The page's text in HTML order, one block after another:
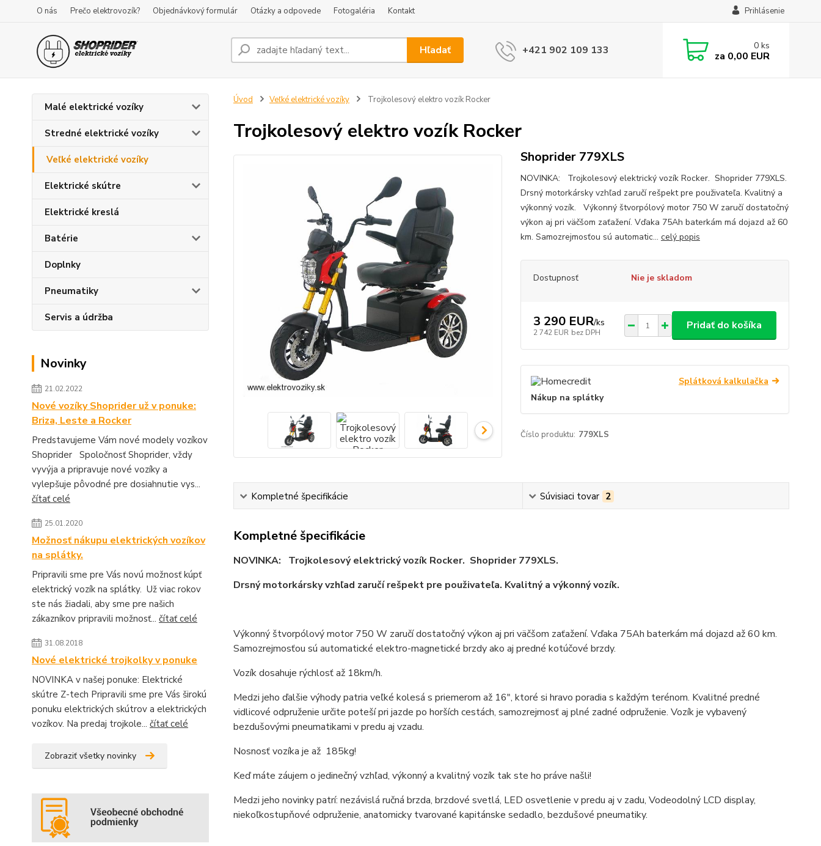
O nás Prečo elektrovozík? Objednávkový formulár Otázky a odpovede Fotogaléria Kontakt Prihlásenie
Hľadať +421 902 109 133 0 ks
za 0,00 EUR
Malé elektrické vozíky
Stredné elektrické vozíky
Veľké elektrické vozíky
Elektrické skútre
Elektrické kreslá
Batérie
Doplnky
Pneumatiky
Servis a údržba
Novinky
21.02.2022
Nové vozíky Shoprider už v ponuke:
Briza, Leste a Rocker
Predstavujeme Vám nové modely vozíkov
Shoprider Spoločnosť Shoprider, vždy
vyvýja a pripravuje nové vozíky a
vylepšuje pôvodné pre dosiahnutie vys...
čítať celé
25.01.2020
Možnosť nákupu elektrických vozíkov
na splátky.
Pripravili sme pre Vás novú možnosť kúpť
elektrický vozík na splátky. Už viac rokov
ste nás žiadali, aby sme pre našich
zákazníkov pripravili možnosť... čítať celé
31.08.2018
Nové elektrické trojkolky v ponuke
NOVINKA v našej ponuke: Elektrické
skútre Z-tech Pripravili sme pre Vás širokú
ponuku elektrických skútrov a elektrických
vozíkov. Na predaj trojkole... čítať celé
Zobraziť všetky novinky
Úvod Veľké elektrické vozíky Trojkolesový elektro vozík Rocker
Trojkolesový elektro vozík Rocker
Shoprider 779XLS
NOVINKA: Trojkolesový elektrický vozík Rocker. Shoprider 779XLS.
Drsný motorkársky vzhľad zaručí rešpekt pre použivateľa. Kvalitný a
výkonný vozík. Výkonný štvorpólový motor 750 W zaručí dostatočný
výkon aj pri väčšom zaťažení. Vďaka 75Ah baterkám má dojazd až 60
km. Samozrejmosťou sú automatic... celý popis
Dostupnosť Nie je skladom
3 290 EUR/ks
2 742 EUR bez DPH
Pridať do košíka
Splátková kalkulačka
Nákup na splátky
Číslo produktu: 779XLS
Kompletné špecifikácie Súvisiaci tovar 2
Kompletné špecifikácie
NOVINKA: Trojkolesový elektrický vozík Rocker. Shoprider 779XLS.
Drsný motorkársky vzhľad zaručí rešpekt pre použivateľa. Kvalitný a výkonný vozík.
Výkonný štvorpólový motor 750 W zaručí dostatočný výkon aj pri väčšom zaťažení. Vďaka 75Ah baterkám má dojazd až 60 km.
Samozrejmosťou sú automatické elektro-magnetické brzdy ako aj predné kotúčové brzdy.
Vozík dosahuje rýchlosť až 18km/h.
Medzi jeho ďalšie výhody patria veľké kolesá s priemerom až 16", ktoré si hravo poradia s každým terénom. Kvalitné predné
vidlicové odpruženie určite poteší pri jazde po horších cestách, samozrejmosť aj plné zadné odpruženie. Vozík je vybavený
bezdušovými pneumatikami v predu aj vzadu.
Nosnosť vozíka je až 185kg!
Keď máte záujem o jedinečný vzhľad, výkonný a kvalitný vozík tak ste ho práve našli!
Medzi jeho novinky patrí: nezávislá ručná brzda, brzdové svetlá, LED osvetlenie v predu aj v zadu, Vodeodolný LCD display,
niekoľkostupňové odpruženie, anatomicky tvarované kapitánske sedadlo, bezdušové pneumatiky.